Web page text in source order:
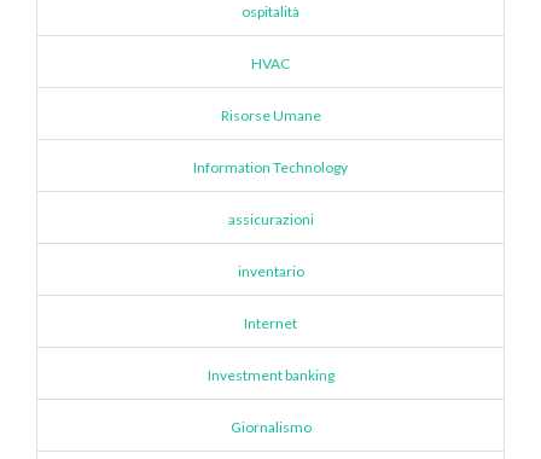
ospitalità
HVAC
Risorse Umane
Information Technology
assicurazioni
inventario
Internet
Investment banking
Giornalismo